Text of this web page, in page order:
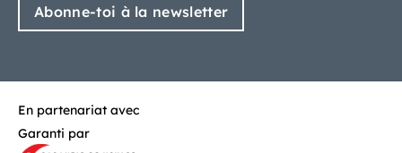
Abonne-toi à la newsletter
En partenariat avec
Garanti par